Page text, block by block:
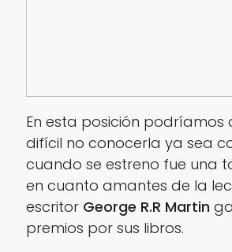
En esta posición podríamos
difícil no conocerla ya sea
cuando se estreno fue una
en cuanto amantes de la
escritor George R.R Martin
premios por sus libros.